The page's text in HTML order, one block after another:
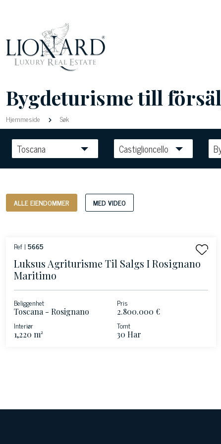
Bygdeturisme till
Hjemmeside Søk
Toscana Castiglioncello
ALLE EIENDOMMER MED VIDEO
Ref | 5665
Luksus Agriturisme Til Salgs I Rosignano
Maritimo
Beliggenhet
Toscana - Rosignano
Pris
2.800.000 €
Interiør
1,220 m²
Tomt
30 Har